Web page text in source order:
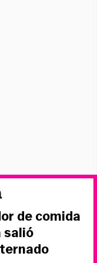
de comida
salió